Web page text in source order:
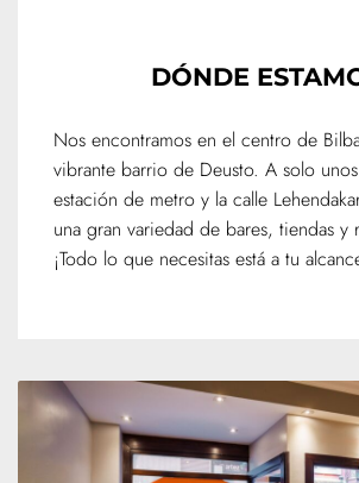
DÓNDE
Nos encontramos en el centro de
vibrante barrio de Deusto. A solo
estación de metro y la calle
una gran variedad de bares, tiendas y
¡Todo lo que necesitas está a tu